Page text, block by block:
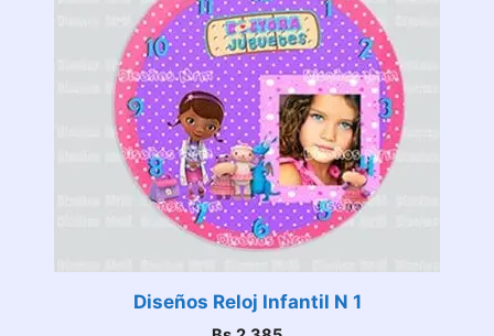
Diseños Reloj Infantil N 1